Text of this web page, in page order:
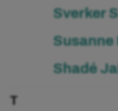
Sverker
Susanne
Shadé
T